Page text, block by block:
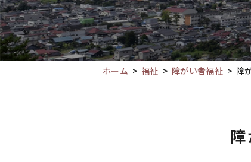
本
文
で
す。
ホーム 福祉 障がい者福祉 障